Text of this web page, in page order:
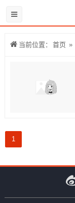
当前位置： 首页 »
1